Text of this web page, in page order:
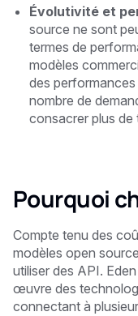
Évolutivité et
source ne sont
termes de
modèles
des
nombre de
consacrer plus de
Pourquoi
Compte tenu des
modèles open
utiliser des API.
œuvre des
connectant à